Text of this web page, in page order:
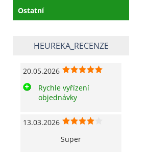
Ostatní
HEUREKA_RECENZE
20.05.2026
Rychle vyřízení
objednávky
13.03.2026
Super